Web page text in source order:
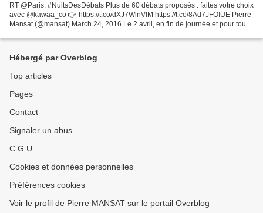
RT @Paris: #NuitsDesDébats Plus de 60 débats proposés : faites votre choix
avec @kawaa_co 👉 https://t.co/dXJ7WlnVIM https://t.co/8Ad7JFOIUE Pierre
Mansat (@mansat) March 24, 2016 Le 2 avril, en fin de journée et pour toute
Hébergé par Overblog
Top articles
Pages
Contact
Signaler un abus
C.G.U.
Cookies et données personnelles
Préférences cookies
Voir le profil de Pierre MANSAT sur le portail Overblog